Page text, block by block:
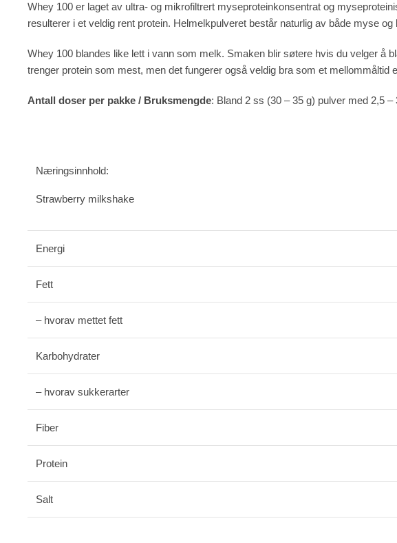
Whey 100 er laget av ultra- og mikrofiltrert myseproteinkonsentrat og
resulterer i et veldig rent protein. Helmelkpulveret består naturlig av både myse
Whey 100 blandes like lett i vann som melk. Smaken blir søtere hvis du velger å
trenger protein som mest, men det fungerer også veldig bra som et mellommåltid
Antall doser per pakke / Bruksmengde: Bland 2 ss (30 – 35 g) pulver med 2,5
Næringsinnhold:
Strawberry milkshake
Energi
Fett
– hvorav mettet fett
Karbohydrater
– hvorav sukkerarter
Fiber
Protein
Salt